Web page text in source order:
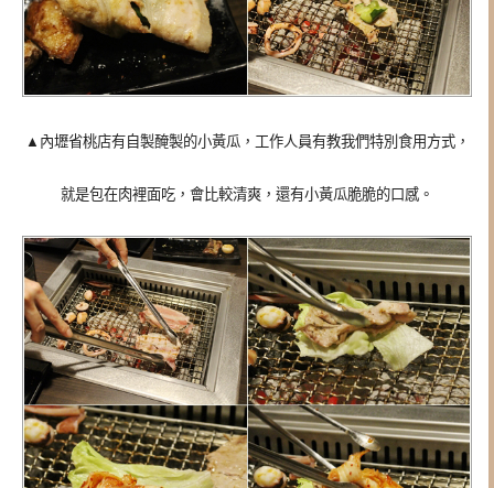
▲內壢省桃店有自製醃製的小黃瓜，工作人員有教我們特別食用方式，
就是包在肉裡面吃，會比較清爽，還有小黃瓜脆脆的口感。